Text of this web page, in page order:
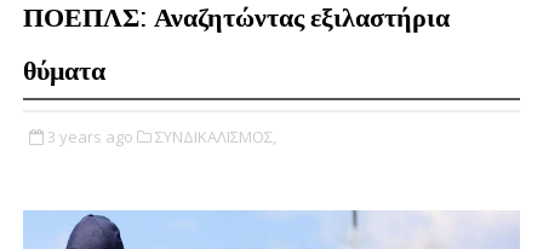
ΠΟΕΠΛΣ: Αναζητώντας εξιλαστήρια
θύματα
3 years ago ΣΥΝΔΙΚΑΛΙΣΜΟΣ,